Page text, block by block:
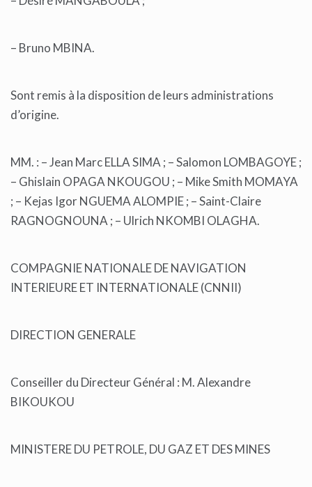
– Bruno MBINA.
Sont remis à la disposition de leurs administrations
d’origine.
MM. : – Jean Marc ELLA SIMA ; – Salomon LOMBAGOYE ;
– Ghislain OPAGA NKOUGOU ; – Mike Smith MOMAYA
; – Kejas Igor NGUEMA ALOMPIE ; – Saint-Claire
RAGNOGNOUNA ; – Ulrich NKOMBI OLAGHA.
COMPAGNIE NATIONALE DE NAVIGATION
INTERIEURE ET INTERNATIONALE (CNNII)
DIRECTION GENERALE
Conseiller du Directeur Général : M. Alexandre
BIKOUKOU
MINISTERE DU PETROLE, DU GAZ ET DES MINES